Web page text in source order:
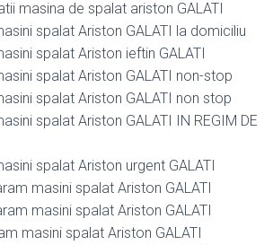
masina de spalat ariston GALATI
spalat Ariston GALATI la domiciliu
spalat Ariston ieftin GALATI
spalat Ariston GALATI non-stop
spalat Ariston GALATI non stop
spalat Ariston GALATI IN REGIM DE
spalat Ariston urgent GALATI
masini spalat Ariston GALATI
masini spalat Ariston GALATI
masini spalat Ariston GALATI